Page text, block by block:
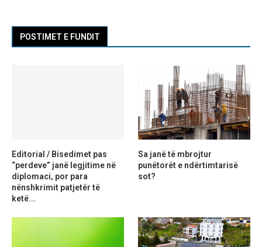
POSTIMET E FUNDIT
Editorial / Bisedimet pas
“perdeve” janë legjitime në
diplomaci, por para
nënshkrimit patjetër të
ketë...
Sa janë të mbrojtur
punëtorët e ndërtimtarisë
sot?